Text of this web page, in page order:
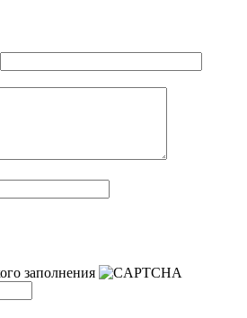
заполнения